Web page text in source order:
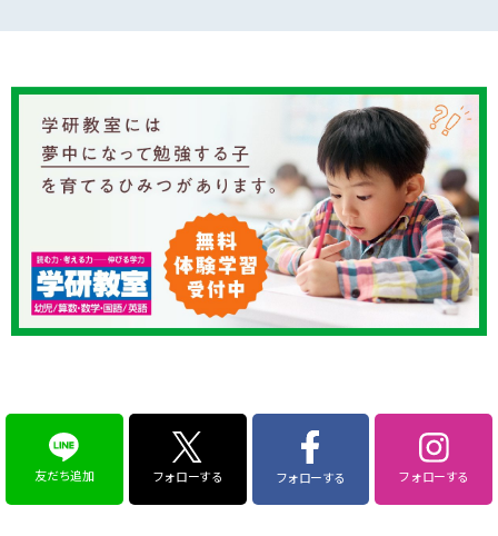
友だち追加 フォローする フォローする フォローする